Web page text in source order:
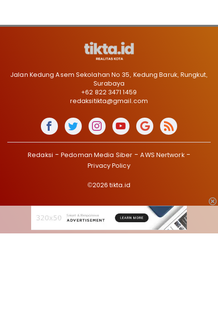
Jalan Kedung Asem Sekolahan No 35, Kedung Baruk, Rungkut,
Surabaya
+62 822 3471 1459
redaksitikta@gmail.com
Redaksi Pedoman Media Siber
AWS Nertwork
Privacy Policy
©2026 tikta.id